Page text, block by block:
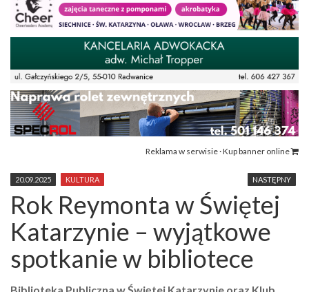
Reklama w serwisie · Kup banner online
NASTĘPNY
20.09.2025 KULTURA
Rok Reymonta w Świętej
Katarzynie – wyjątkowe
spotkanie w bibliotece